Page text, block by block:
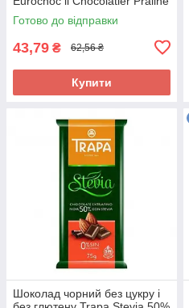
Bianco 100г Іспанія
Готово до відправки
43,79 ₴ 62,56 ₴
Купити
Шоколад чорний без цукру і